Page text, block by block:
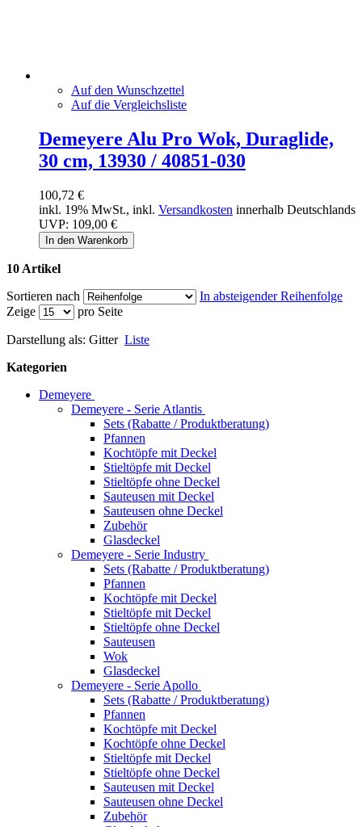
Auf den Wunschzettel
Auf die Vergleichsliste
Demeyere Alu Pro Wok, Duraglide,
30 cm, 13930 / 40851-030
100,72 €
inkl. 19% MwSt., inkl. Versandkosten innerhalb Deutschlands
UVP: 109,00 €
In den Warenkorb
10 Artikel
Sortieren nach
In absteigender Reihenfolge
Zeige
pro Seite
Darstellung als: Gitter Liste
Kategorien
Demeyere
Demeyere - Serie Atlantis
Sets (Rabatte / Produktberatung)
Pfannen
Kochtöpfe mit Deckel
Stieltöpfe mit Deckel
Stieltöpfe ohne Deckel
Sauteusen mit Deckel
Sauteusen ohne Deckel
Zubehör
Glasdeckel
Demeyere - Serie Industry
Sets (Rabatte / Produktberatung)
Pfannen
Kochtöpfe mit Deckel
Stieltöpfe mit Deckel
Stieltöpfe ohne Deckel
Sauteusen
Wok
Glasdeckel
Demeyere - Serie Apollo
Sets (Rabatte / Produktberatung)
Pfannen
Kochtöpfe mit Deckel
Kochtöpfe ohne Deckel
Stieltöpfe mit Deckel
Stieltöpfe ohne Deckel
Sauteusen mit Deckel
Sauteusen ohne Deckel
Zubehör